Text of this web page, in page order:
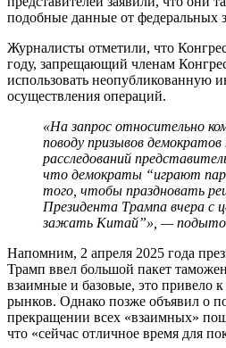
подобные данные от федеральных
Журналисты отметили, что
году, запрещающий членам
использовать неопубликованную
осуществления операций.
«На запрос относительно
поводу призывов демократов
расследований
что демократы “играют
того, чтобы праздновать
Президента Трампа вчера с
зажать Китай”», —
Напомним, 2 апреля 2025 года
Трамп ввел большой пакет
взаимные и базовые, это привело
рынков. Однако позже объявил о
прекращении всех «взаимных»
что «сейчас отличное время для